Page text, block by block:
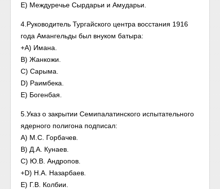
E) Междуречье Сырдарьи и Амударьи.
4.Руководитель Тургайского центра восстания 1916
года Амангельды был внуком батыра:
+A) Имана.
B) Жанкожи.
C) Сарыма.
D) Раимбека.
E) Богенбая.
5.Указ о закрытии Семипалатинского испытательного
ядерного полигона подписал:
А) М.С. Горбачев.
В) Д.А. Кунаев.
C) Ю.В. Андропов.
+D) Н.А. Назарбаев.
E) Г.В. Колбии.